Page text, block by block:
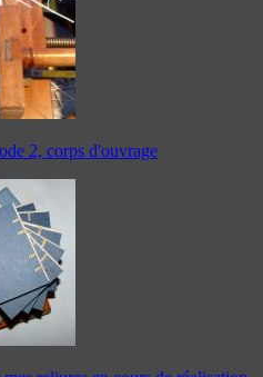
2, corps d'ouvrage